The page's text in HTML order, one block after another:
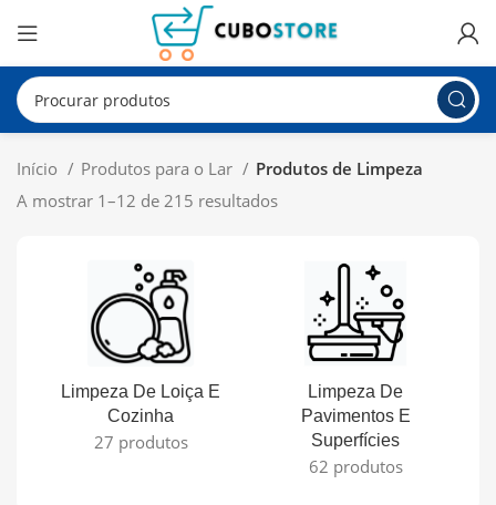
Início Produtos para o Lar
Produtos de Limpeza
A mostrar 1–12 de 215 resultados
Limpeza De Loiça E
Cozinha
27 produtos
Limpeza De
Pavimentos E
Superfícies
62 produtos